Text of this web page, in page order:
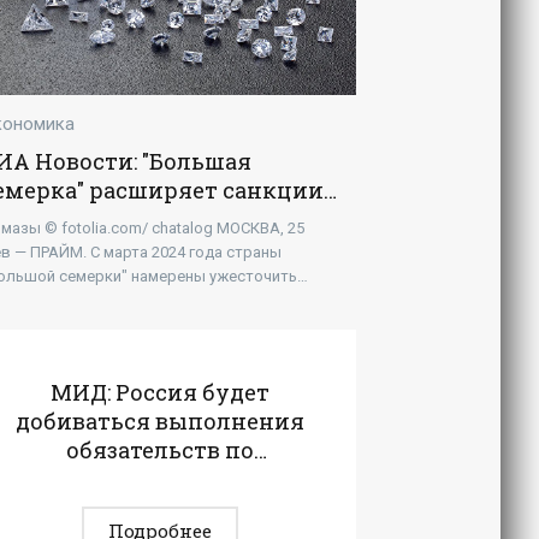
Новости: "Большая
расширяет санкции
российских алмазов -
© fotolia.com/ chatalog МОСКВА, 25
— ПРАЙМ. С марта 2024 года страны
семерки" намерены ужесточить
МИД: Россия будет
добиваться выполнения
обязательств по
- «Экономика»
Подробнее